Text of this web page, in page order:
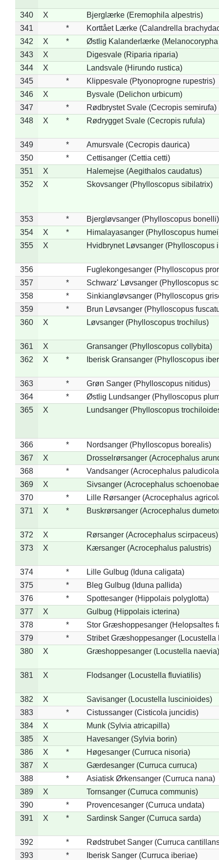
340 X
Bjerglærke (Eremophila alpestris)
341
*
Korttået Lærke (Calandrella
342
X *
Østlig Kalanderlærke (Melanocorypha
343
X
Digesvale (Riparia riparia)
344
X
Landsvale (Hirundo rustica)
345
*
Klippesvale (Ptyonoprogne rupestris)
346
X
Bysvale (Delichon urbicum)
347
*
Rødbrystet Svale (Cecropis semirufa)
348
X * Rødrygget Svale (Cecropis rufula)
349 *
Amursvale (Cecropis daurica)
350
*
Cettisanger (Cettia cetti)
351
X
Halemejse (Aegithalos caudatus)
352
X Skovsanger (Phylloscopus sibilatrix)
353 *
Bjergløvsanger (Phylloscopus bonelli)
354
X *
Himalayasanger (Phylloscopus
355
X Hvidbrynet Løvsanger (Phylloscopus
356
Fuglekongesanger (Phylloscopus
357
*
Schwarz' Løvsanger (Phylloscopus
358
*
Sinkiangløvsanger (Phylloscopus
359
*
Brun Løvsanger (Phylloscopus
360
X Løvsanger (Phylloscopus trochilus)
361 X
Gransanger (Phylloscopus collybita)
362
X * Iberisk Gransanger (Phylloscopus
363 *
Grøn Sanger (Phylloscopus nitidus)
364
*
Østlig Lundsanger (Phylloscopus
365
X Lundsanger (Phylloscopus
366 *
Nordsanger (Phylloscopus borealis)
367
X
Drosselrørsanger (Acrocephalus
368
*
Vandsanger (Acrocephalus
369
X
Sivsanger (Acrocephalus
370
*
Lille Rørsanger (Acrocephalus
371
X * Buskrørsanger (Acrocephalus
372 X
Rørsanger (Acrocephalus scirpaceus)
373
X Kærsanger (Acrocephalus palustris)
374 *
Lille Gulbug (Iduna caligata)
375
*
Bleg Gulbug (Iduna pallida)
376
*
Spottesanger (Hippolais polyglotta)
377
X
Gulbug (Hippolais icterina)
378
*
Stor Græshoppesanger (Helopsaltes
379
*
Stribet Græshoppesanger (Locustella
380
X Græshoppesanger (Locustella naevia)
381 X Flodsanger (Locustella fluviatilis)
382 X
Savisanger (Locustella luscinioides)
383
*
Cistussanger (Cisticola juncidis)
384
X
Munk (Sylvia atricapilla)
385
X
Havesanger (Sylvia borin)
386
X *
Høgesanger (Curruca nisoria)
387
X
Gærdesanger (Curruca curruca)
388
*
Asiatisk Ørkensanger (Curruca nana)
389
X
Tornsanger (Curruca communis)
390
*
Provencesanger (Curruca undata)
391
X * Sardinsk Sanger (Curruca sarda)
392 *
Rødstrubet Sanger (Curruca
393
*
Iberisk Sanger (Curruca iberiae)